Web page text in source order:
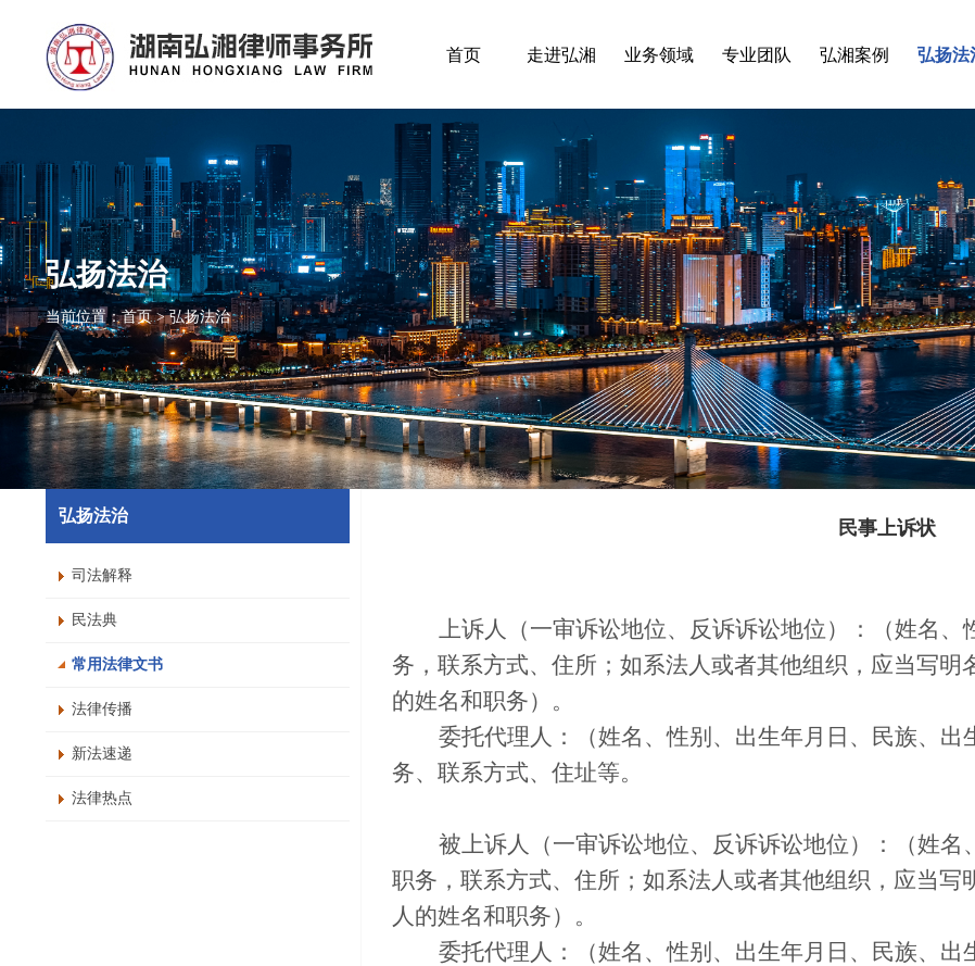
首页 走进弘湘 业务领域 专业团队 弘湘案例 弘扬法
弘扬法治
当前位置：首页 > 弘扬法治
弘扬法治
司法解释
民法典
常用法律文书
法律传播
新法速递
法律热点
民事上诉状
上诉人（一审诉讼地位、反诉诉讼地位）：（姓名、
务，联系方式、住所； 如系法人或者其他组织，应当写明
的姓名和职务）。
委托代理人：（姓名、性别、出生年月日、民族、
务、联系方式、住址等。
被上诉人（一审诉讼地位、反诉诉讼地位）：（姓名
职务，联系方式、住所； 如系法人或者其他组织，应当写
人的姓名和职务）。
委托代理人：（姓名、性别、出生年月日、民族、